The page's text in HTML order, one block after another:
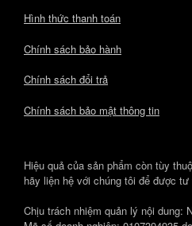
Hình thức thanh toán
Chính sách bảo hành
Chính sách đổi trả
Chính sách bảo mật thông tin
Hiệu quả của sản phẩm còn tùy
hãy liện hệ với chúng tôi để được
Chịu trách nhiệm quản lý nội dung: